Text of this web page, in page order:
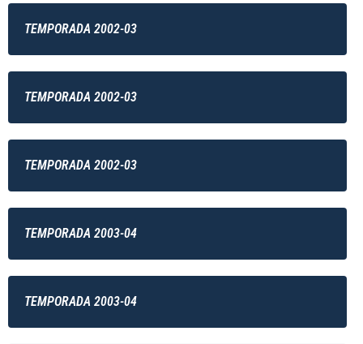
TEMPORADA 2002-03
TEMPORADA 2002-03
TEMPORADA 2002-03
TEMPORADA 2003-04
TEMPORADA 2003-04